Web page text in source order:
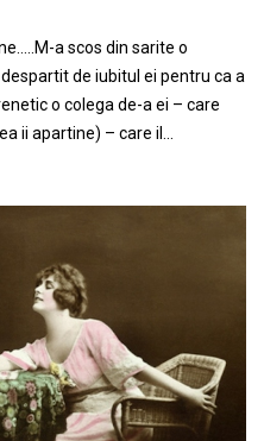
a scos din sarite o
de iubitul ei pentru ca a
o colega de-a ei – care
ii apartine) – care il...